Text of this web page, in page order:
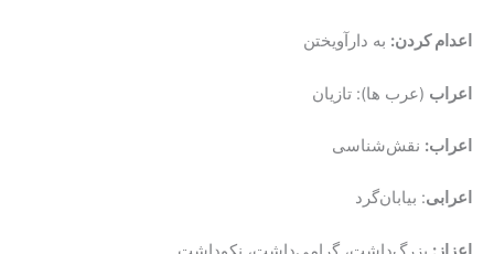
اعدام کردن: به دارآویختن
اعراب (عرب ها): تازیان
اعراب: نقش‌شناسی
اعرابی: بیابان‌گرد